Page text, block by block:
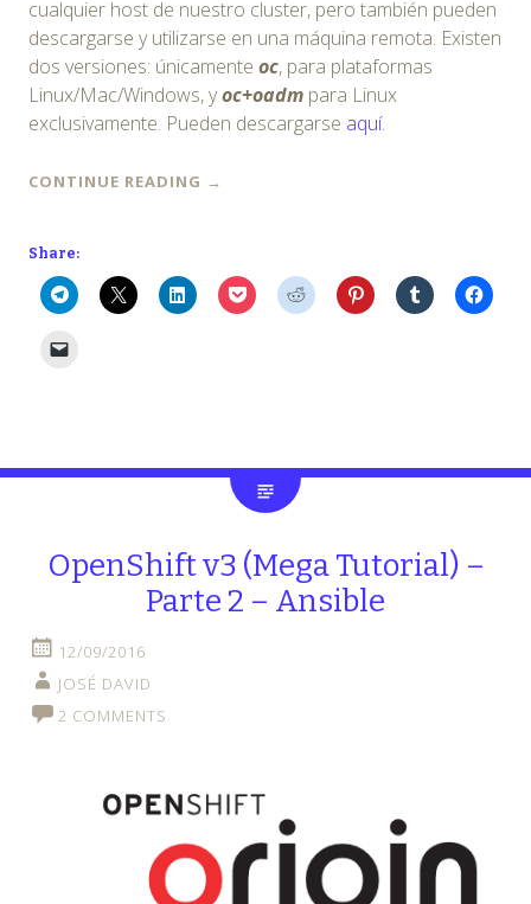
cualquier host de nuestro cluster, pero también pueden
descargarse y utilizarse en una máquina remota. Existen
dos versiones: únicamente oc, para plataformas
Linux/Mac/Windows, yoc+oadm para Linux
exclusivamente. Pueden descargarse aquí.
CONTINUE READING →
Share:
OpenShift v3 (Mega Tutorial) –
Parte 2 – Ansible
12/09/2016
JOSÉ DAVID
2 COMMENTS